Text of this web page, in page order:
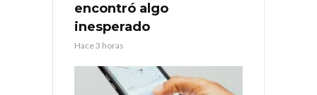
encontró algo
inesperado
Hace 3 horas